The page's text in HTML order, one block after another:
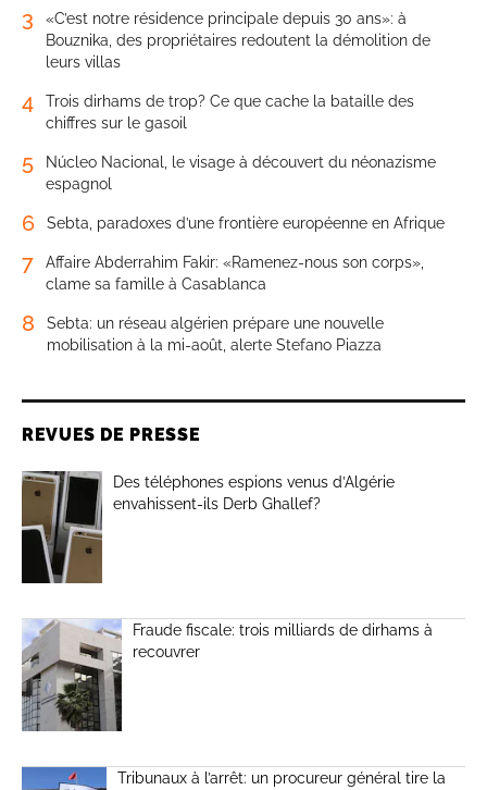
3
«C’est notre résidence principale depuis 30 ans»: à
Bouznika, des propriétaires redoutent la démolition de
leurs villas
4
Trois dirhams de trop? Ce que cache la bataille des
chiffres sur le gasoil
5
Núcleo Nacional, le visage à découvert du néonazisme
espagnol
6 Sebta, paradoxes d’une frontière européenne en Afrique
7
Affaire Abderrahim Fakir: «Ramenez-nous son corps»,
clame sa famille à Casablanca
8
Sebta: un réseau algérien prépare une nouvelle
mobilisation à la mi-août, alerte Stefano Piazza
REVUES DE PRESSE
Des téléphones espions venus d’Algérie
envahissent-ils Derb Ghallef?
Fraude fiscale: trois milliards de dirhams à
recouvrer
Tribunaux à l’arrêt: un procureur général tire la